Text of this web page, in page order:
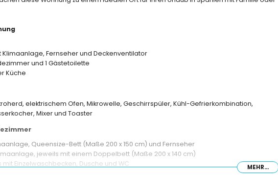
Klimaanlage, Fernseher und Deckenventilator
und 1 Gästetoilette
Küche
elektrischem Ofen, Mikrowelle, Geschirrspüler, Kühl-Gefrierkombination,
Mixer und Toaster
Queensize-Bett (Maße 200 x 150 cm) und Fernseher
jeweils mit einem Doppelbett (Maße 200 x 140 cm)
Einzelwaschbecken, Dusche und WC
MEHR...